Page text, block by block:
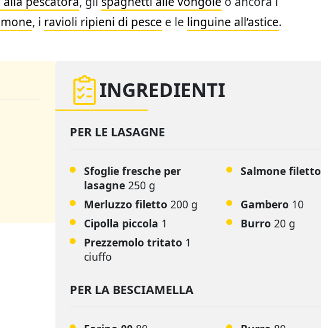
, i ravioli ripieni di pesce e le linguine all’astice.
INGREDIENTI
PER LE LASAGNE
Sfoglie fresche per
lasagne 250 g
Salmone filetto
Merluzzo filetto 200 g Gambero 10
Cipolla piccola 1 Burro 20 g
Prezzemolo tritato 1
ciuffo
PER LA BESCIAMELLA